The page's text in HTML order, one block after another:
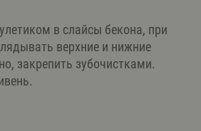
в слайсы бекона, при
верхние и нижние
закрепить зубочистками.